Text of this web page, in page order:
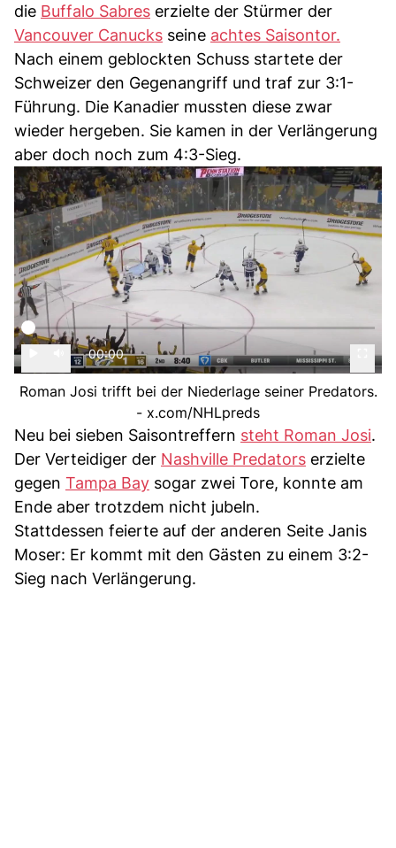
die Buffalo Sabres erzielte der Stürmer der
Vancouver Canucks seine achtes Saisontor.
Nach einem geblockten Schuss startete der
Schweizer den Gegenangriff und traf zur 3:1-
Führung. Die Kanadier mussten diese zwar
wieder hergeben. Sie kamen in der Verlängerung
aber doch noch zum 4:3-Sieg.
00:00
Roman Josi trifft bei der Niederlage seiner Predators.
- x.com/NHLpreds
Neu bei sieben Saisontreffern steht Roman Josi.
Der Verteidiger der Nashville Predators erzielte
gegen Tampa Bay sogar zwei Tore, konnte am
Ende aber trotzdem nicht jubeln.
Stattdessen feierte auf der anderen Seite Janis
Moser: Er kommt mit den Gästen zu einem 3:2-
Sieg nach Verlängerung.